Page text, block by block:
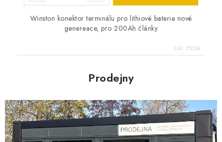
Winston konektor terminálu pro lithiové baterie nové
genereace, pro 200Ah články
Kód: E5234
Prodejny